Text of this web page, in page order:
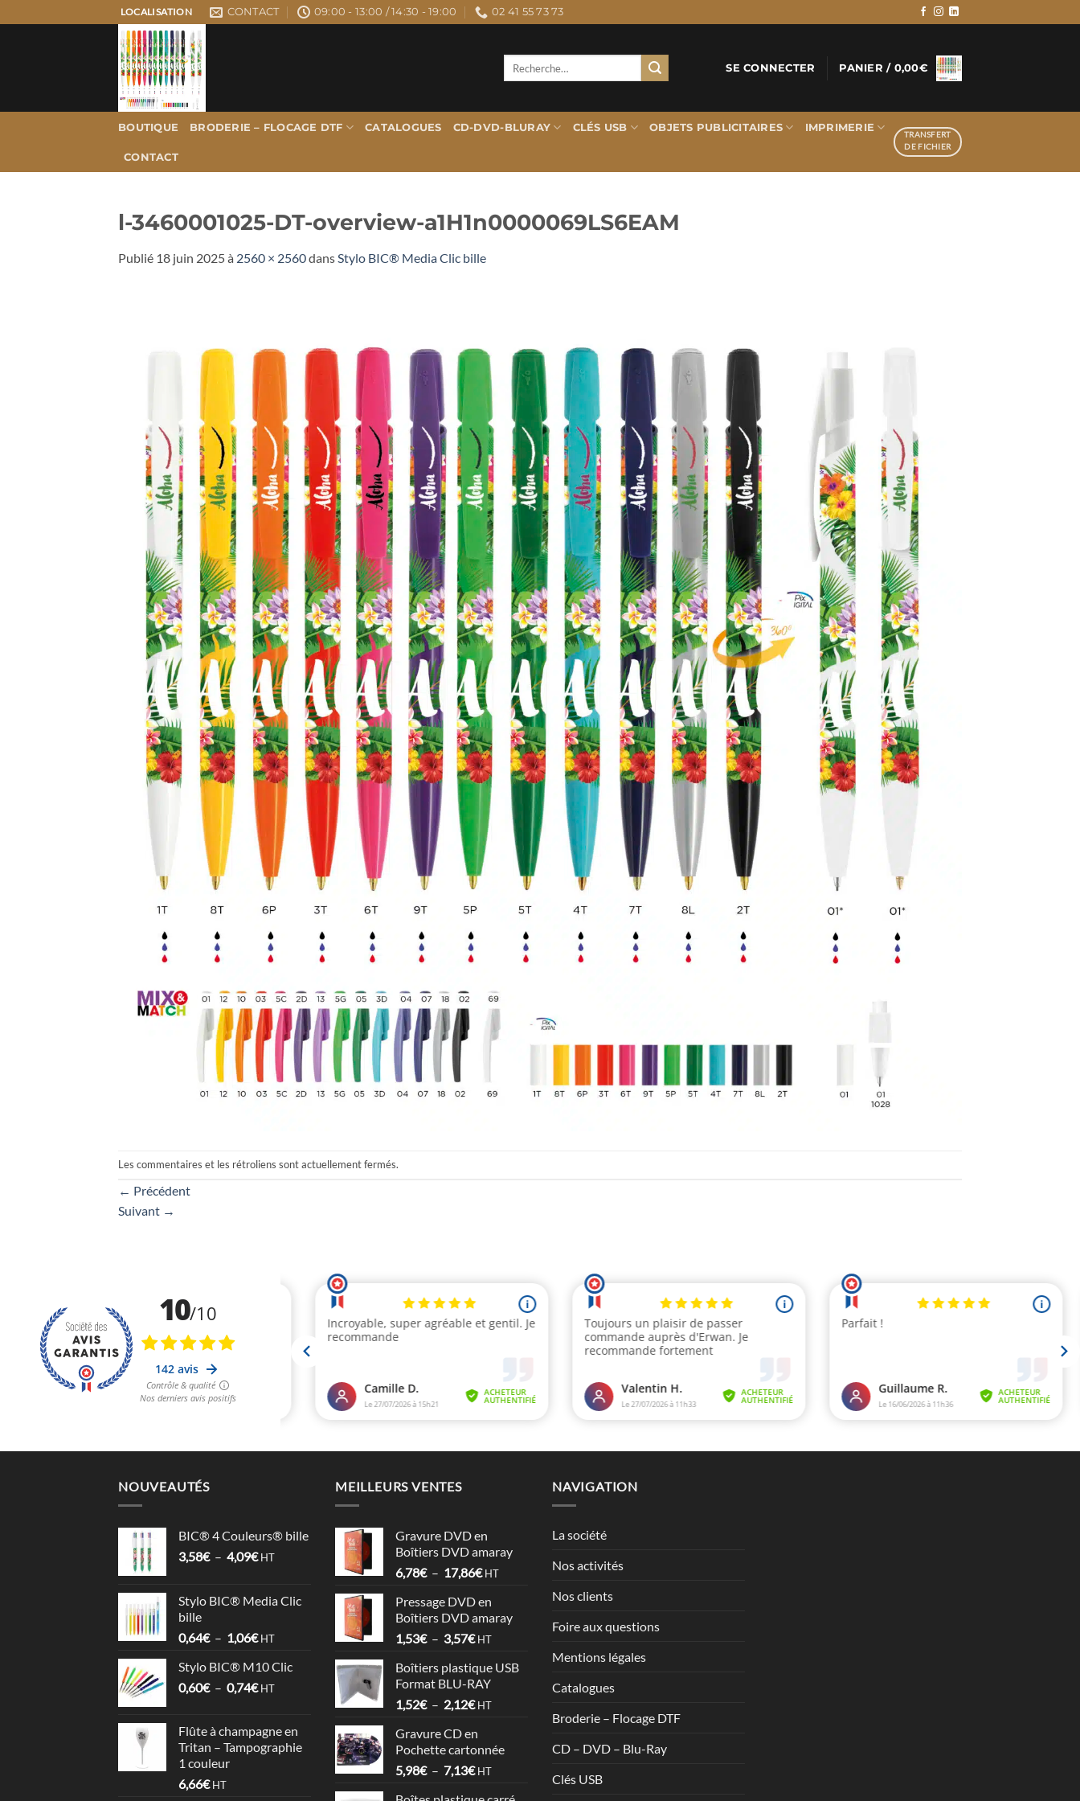
au
LOCALISATION CONTACT 09:00 - 13:00 / 14:30 - 19:00 02 41 55 73 73
SE CONNECTER PANIER / 0,00€
BOUTIQUE BRODERIE – FLOCAGE DTF CATALOGUES CD-DVD-BLURAY CLÉS USB OBJETS PUBLICITAIRES IMPRIMERIE
CONTACT
TRANSFERT
DE FICHIER
l-3460001025-DT-overview-a1H1n0000069LS6EAM
Publié 18 juin 2025à 2560 × 2560dans Stylo BIC® Media Clic bille
Les commentaires et les rétroliens sont actuellement fermés.
← Précédent
Suivant →
NOUVEAUTÉS
BIC® 4 Couleurs® bille
3,58€ – 4,09€Plage
3,58€
4,09€
HT
Stylo BIC® Media Clic
bille
0,64€ – 1,06€Plage
prix :
0,64€
HT
Stylo BIC® M10 Clic
0,60€ – 0,74€Plage
0,60€
à
HT
Flûte à champagne en
Tritan – Tampographie
1 couleur
6,66€ HT
MEILLEURS VENTES
Gravure DVD en
Boîtiers DVD amaray
6,78€ – 17,86€Plage
prix :
6,78€
à
HT
Pressage DVD en
Boîtiers DVD amaray
1,53€ – 3,57€Plage
prix :
1,53€
à
HT
Boîtiers plastique USB
Format BLU-RAY
1,52€ – 2,12€Plage
prix :
1,52€
à
HT
Gravure CD en
Pochette cartonnée
5,98€ – 7,13€Plage
HT
NAVIGATION
La société
Nos activités
Nos clients
Foire aux questions
Mentions légales
Catalogues
Broderie – Flocage DTF
CD – DVD – Blu-Ray
Clés USB